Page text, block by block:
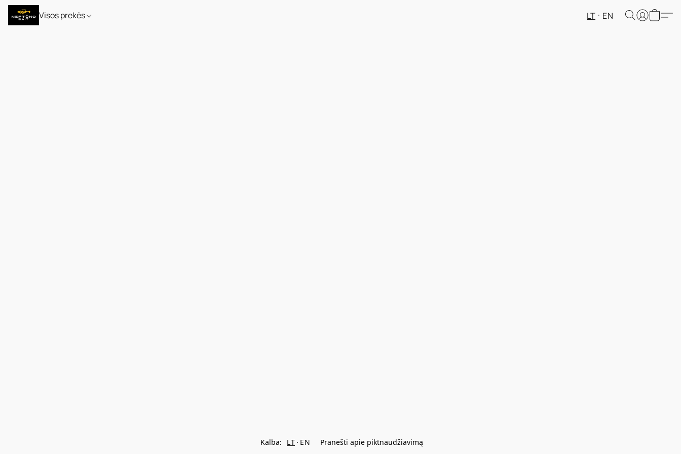
Visos prekės LT EN
Kalba: LT EN Pranešti apie piktnaudžiavimą